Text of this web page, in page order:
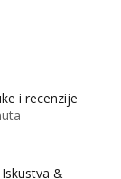
i recenzije
Iskustva &